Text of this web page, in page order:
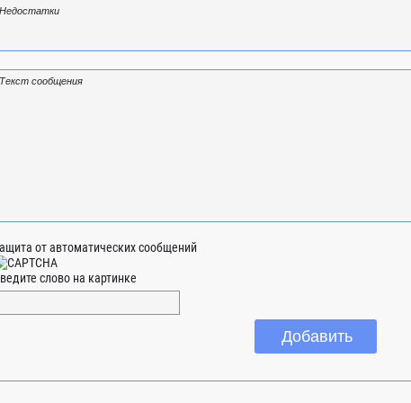
от автоматических сообщений
слово на картинке